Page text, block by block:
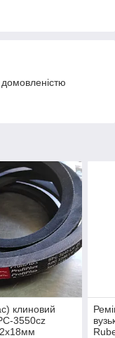
клиновий
3550cz